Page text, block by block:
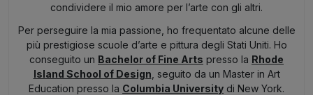
condividere il mio amore per l’arte con gli altri.
Per perseguire la mia passione, ho frequentato alcune delle
più prestigiose scuole d’arte e pittura degli Stati Uniti. Ho
conseguito un Bachelor of Fine Arts presso la Rhode
Island School of Design , seguito da un Master in Art
Education presso la Columbia University di New York.